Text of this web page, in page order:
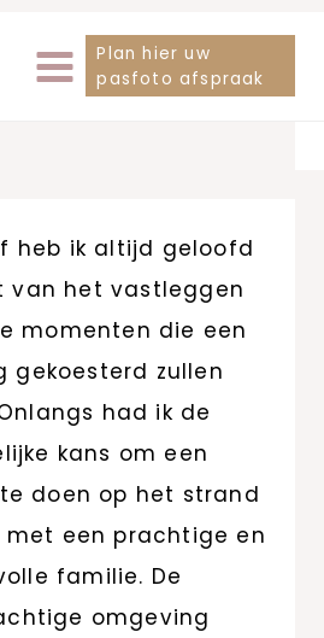
Plan hier uw
pasfoto afspraak
heb ik altijd geloofd
van het vastleggen
momenten die een
gekoesterd zullen
had ik de
kans om een
doen op het strand
met een prachtige en
familie. De
omgeving